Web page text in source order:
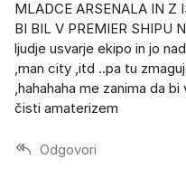
MLADCE ARSENALA IN Z
BI BIL V PREMIER SHIPU
ljudje usvarje ekipo in jo
,man city ,itd ..pa tu
,hahahaha me zanima da
čisti amaterizem
Odgovori